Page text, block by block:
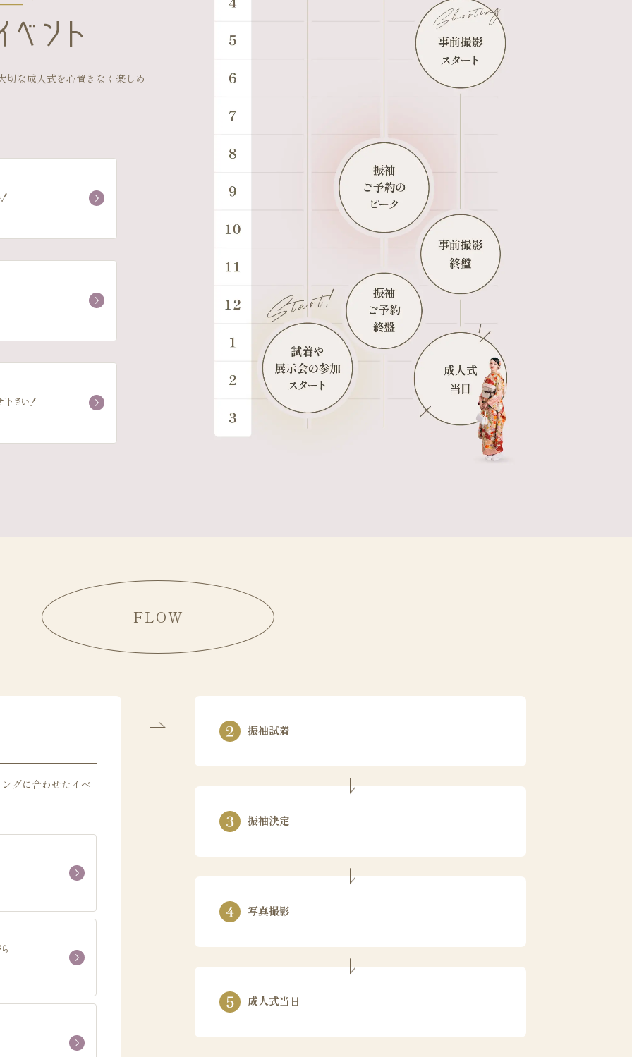
切な成人式を心置きなく楽しめ
さい！
FLOW
グに合わせたイベ
振袖試着
振袖決定
写真撮影
成人式当日